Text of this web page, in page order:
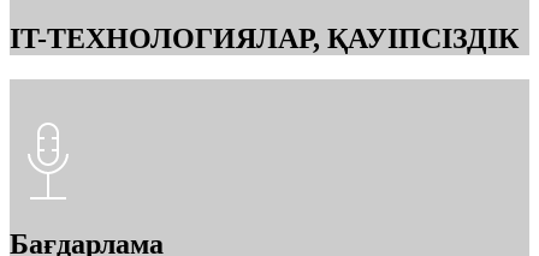
IT-ТЕХНОЛОГИЯЛАР, ҚАУІПСІЗДІК
Бағдарлама